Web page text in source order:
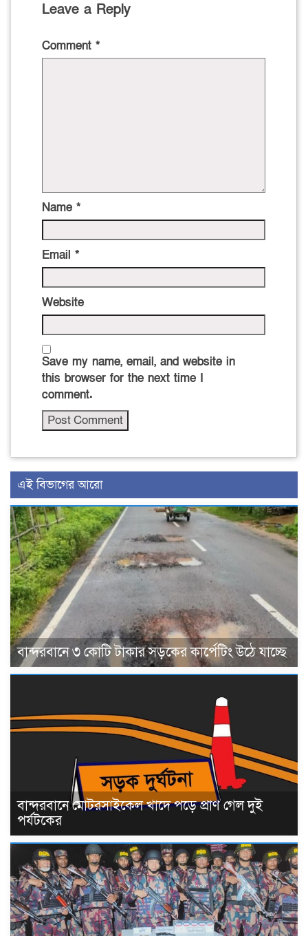
Leave a Reply
Comment *
Name *
Email *
Website
Save my name, email, and website in
this browser for the next time I
comment.
এই বিভাগের আরো
বান্দরবানে ৩ কোটি টাকার সড়কের কার্পেটিং উঠে যাচ্ছে
বান্দরবানে মোটরসাইকেল খাদে পড়ে প্রাণ গেল দুই
পর্যটকের